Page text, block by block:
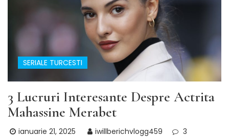
SERIALE TURCESTI
3 Lucruri Interesante Despre Actrita
Mahassine Merabet
ianuarie 21, 2025 iwillberichvlogg459 3